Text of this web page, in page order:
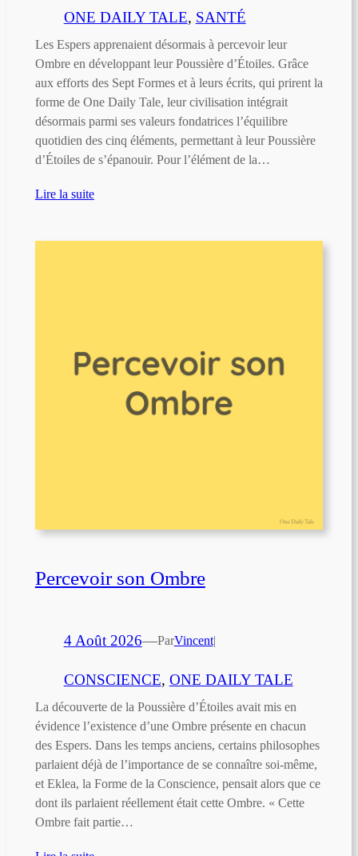
ONE DAILY TALE, SANTÉ
Les Espers apprenaient désormais à percevoir leur
Ombre en développant leur Poussière d’Étoiles. Grâce
aux efforts des Sept Formes et à leurs écrits, qui prirent la
forme de One Daily Tale, leur civilisation intégrait
désormais parmi ses valeurs fondatrices l’équilibre
quotidien des cinq éléments, permettant à leur Poussière
d’Étoiles de s’épanouir. Pour l’élément de la…
Lire la suite
Percevoir son Ombre
4 Août 2026—ParVincent|
CONSCIENCE, ONE DAILY TALE
La découverte de la Poussière d’Étoiles avait mis en
évidence l’existence d’une Ombre présente en chacun
des Espers. Dans les temps anciens, certains philosophes
parlaient déjà de l’importance de se connaître soi-même,
et Eklea, la Forme de la Conscience, pensait alors que ce
dont ils parlaient réellement était cette Ombre. « Cette
Ombre fait partie…